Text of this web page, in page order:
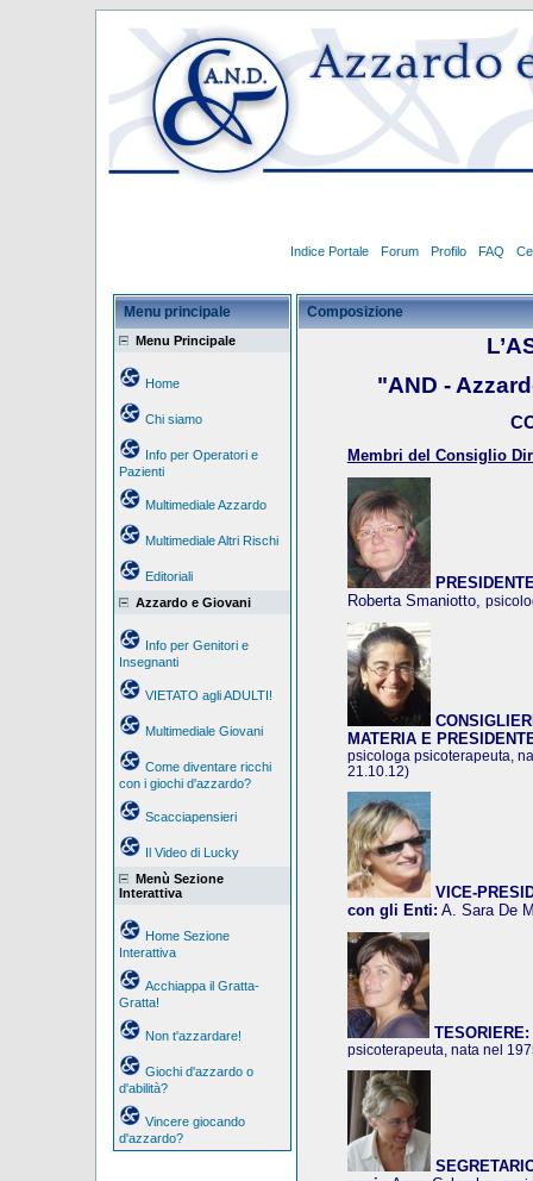
Indice Portale Forum Profilo FAQ
Menu principale
Menu Principale
Home
Chi siamo
Info per Operatori e
Pazienti
Multimediale Azzardo
Multimediale Altri Rischi
Editoriali
Azzardo e Giovani
Info per Genitori e
Insegnanti
VIETATO agli ADULTI!
Multimediale Giovani
Come diventare ricchi
con i giochi d'azzardo?
Scacciapensieri
Il Video di Lucky
Menù Sezione
Interattiva
Home Sezione
Interattiva
Acchiappa il Gratta-
Gratta!
Non t'azzardare!
Giochi d'azzardo o
d'abilità?
Vincere giocando
d'azzardo?
Composizione
"AND -
Membri del Consiglio
Roberta Smaniotto,
MATERIA E
psicologa psicoterapeuta,
21.10.12)
VICE-
con gli Enti: A. Sara De
TESORIERE:
psicoterapeuta, nata nel